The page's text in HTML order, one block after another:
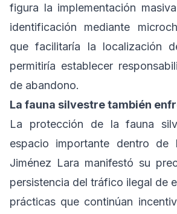
figura la implementación
identificación mediante
que facilitaría la localización
permitiría establecer
de abandono.
La fauna silvestre también
La protección de la fauna
espacio importante dentro de
Jiménez Lara manifestó su
persistencia del tráfico ilegal de
prácticas que continúan